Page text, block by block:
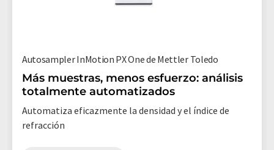
Autosampler InMotion PX One de Mettler Toledo
Más muestras, menos esfuerzo: análisis
totalmente automatizados
Automatiza eficazmente la densidad y el índice de
refracción